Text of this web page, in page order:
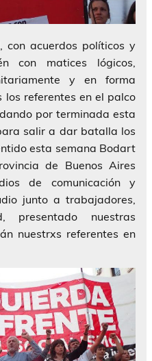
con acuerdos políticos y
con matices lógicos,
y en forma
referentes en el palco
por terminada esta
salir a dar batalla los
esta semana Bodart
de Buenos Aires
de comunicación y
junto a trabajadores,
nuestras
nuestrxs referentes en